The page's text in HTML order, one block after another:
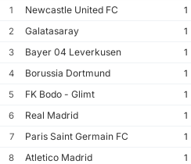
1 Newcastle United FC 1
2
Galatasaray 1
3
Bayer 04 Leverkusen 1
4
Borussia Dortmund 1
5
FK Bodo - Glimt 1
6
Real Madrid 1
7
Paris Saint Germain FC 1
8
Atletico Madrid 1